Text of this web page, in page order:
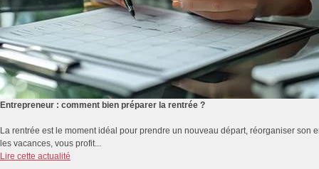
Entrepreneur : comment bien préparer la rentrée ?
La rentrée est le moment idéal pour prendre un nouveau départ, réorganiser son
les vacances, vous profit...
Lire cette actualité